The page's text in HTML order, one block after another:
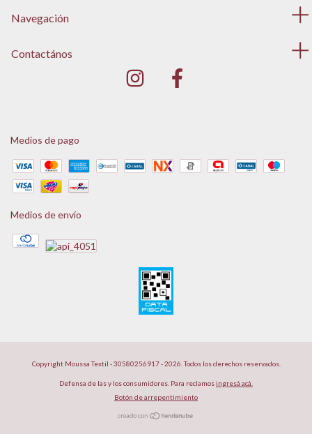
Navegación
Contactános
Medios de pago
Medios de envío
Copyright Moussa Textil - 30580256917 - 2026. Todos los derechos reservados.
Defensa de las y los consumidores. Para reclamosingresá acá.
Botón de arrepentimiento